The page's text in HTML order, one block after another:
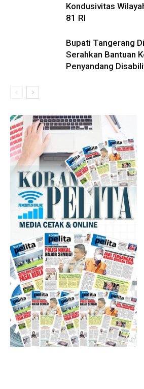
Kondusivitas
81 RI
Bupati Tangerang
Serahkan Bantuan
Penyandang